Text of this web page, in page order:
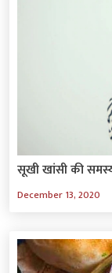
सूखी खांसी की
December 13, 2020